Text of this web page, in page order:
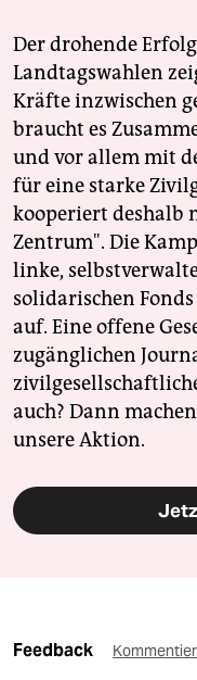
Der drohende
Landtagswahlen
Kräfte inzwischen
braucht es
und vor allem mit
für eine starke
kooperiert deshalb
Zentrum". Die
linke,
solidarischen
auf. Eine offene
zugänglichen
auch? Dann
unsere Aktion.
Feedback